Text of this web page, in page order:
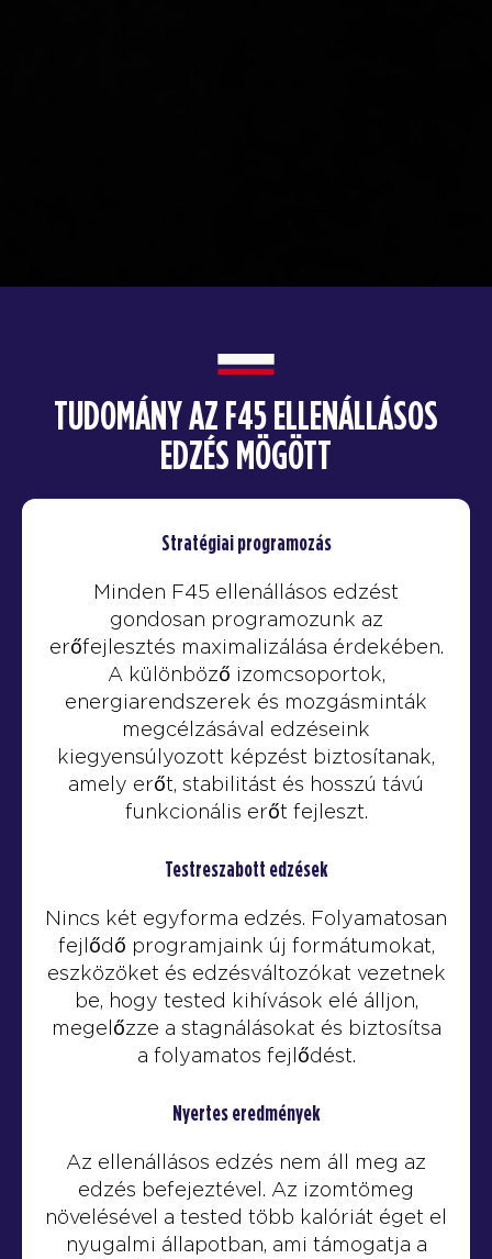
TUDOMÁNY AZ F45 ELLENÁLLÁSOS
EDZÉS MÖGÖTT
Stratégiai programozás
Minden F45 ellenállásos edzést
gondosan programozunk az
erőfejlesztés maximalizálása érdekében.
A különböző izomcsoportok,
energiarendszerek és mozgásminták
megcélzásával edzéseink
kiegyensúlyozott képzést biztosítanak,
amely erőt, stabilitást és hosszú távú
funkcionális erőt fejleszt.
Testreszabott edzések
Nincs két egyforma edzés. Folyamatosan
fejlődő programjaink új formátumokat,
eszközöket és edzésváltozókat vezetnek
be, hogy tested kihívások elé álljon,
megelőzze a stagnálásokat és biztosítsa
a folyamatos fejlődést.
Nyertes eredmények
Az ellenállásos edzés nem áll meg az
edzés befejeztével. Az izomtömeg
növelésével a tested több kalóriát éget el
nyugalmi állapotban, ami támogatja a